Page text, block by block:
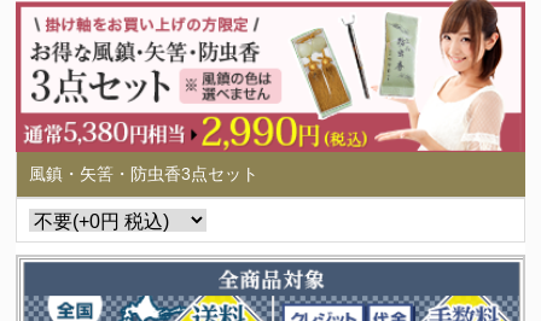
風鎮・矢筈・防虫香3点セット